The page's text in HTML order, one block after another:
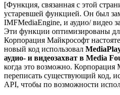
[Функция, связанная с этой
устаревшей функцией. Он был
IMFMediaEngine, и аудио/ видео
Эти функции оптимизированы
Корпорация Майкрософт
новый код использовал
аудио- и видеозахват в Media
когда это возможно. Корпорация
переписать существующий код,
API, чтобы по возможности